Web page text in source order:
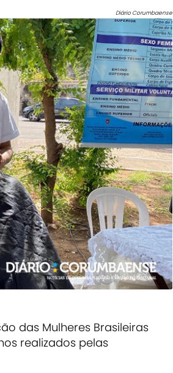
Diário Corumbaense
das Mulheres Brasileiras
realizados pelas